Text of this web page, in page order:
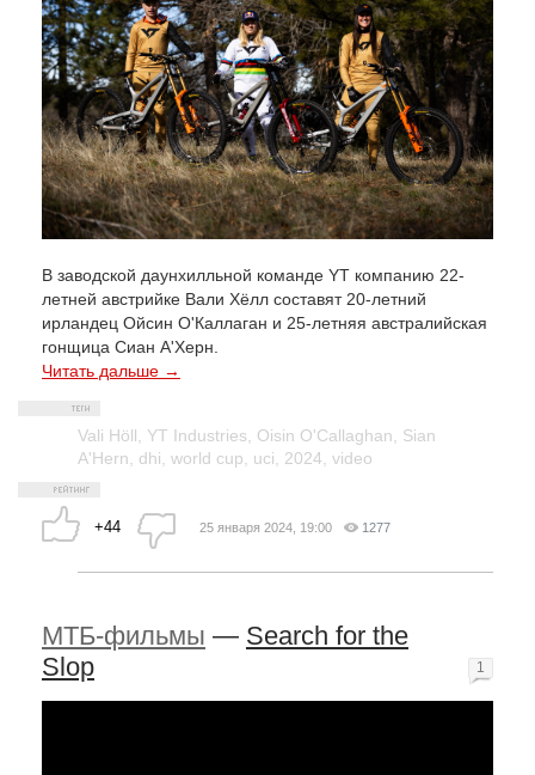
В заводской даунхилльной команде YT компанию 22-
летней австрийке Вали Хёлл составят 20-летний
ирландец Ойсин О'Каллаган и 25-летняя австралийская
гонщица Сиан А'Херн.
Читать дальше →
Vali Höll, YT Industries, Oisin O'Callaghan, Sian
A'Hern, dhi, world cup, uci, 2024, video
+44 25 января 2024, 19:00 1277
МТБ-фильмы — Search for the
Slop
1